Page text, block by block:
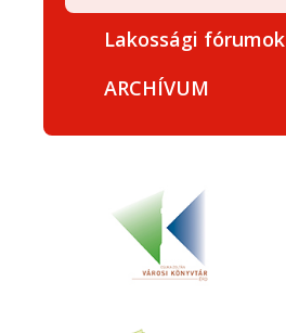
Lakossági fórumok
ARCHÍVUM